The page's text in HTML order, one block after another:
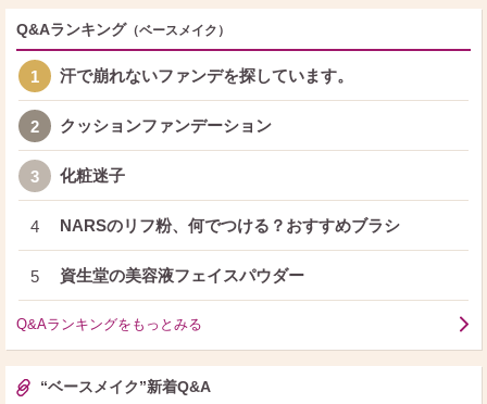
Q&Aランキング （ベースメイク）
1 汗で崩れないファンデを探しています。
2 クッションファンデーション
3 化粧迷子
4 NARSのリフ粉、何でつける？おすすめブラシ
5 資生堂の美容液フェイスパウダー
Q&Aランキングをもっとみる
“ベースメイク”新着Q&A